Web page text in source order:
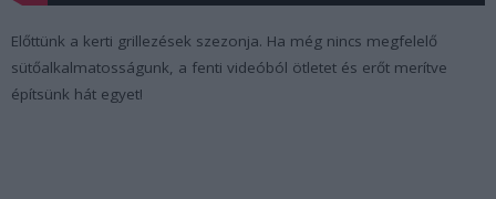
Előttünk a kerti grillezések szezonja. Ha még nincs megfelelő
sütőalkalmatosságunk, a fenti videóból ötletet és erőt merítve
építsünk hát egyet!